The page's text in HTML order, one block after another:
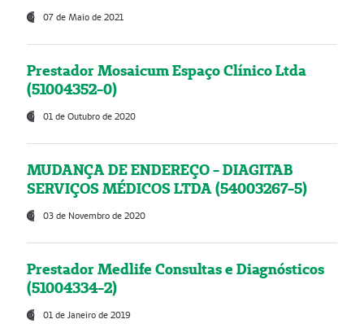
07 de Maio de 2021
Prestador Mosaicum Espaço Clínico Ltda
(51004352-0)
01 de Outubro de 2020
MUDANÇA DE ENDEREÇO - DIAGITAB
SERVIÇOS MÉDICOS LTDA (54003267-5)
03 de Novembro de 2020
Prestador Medlife Consultas e Diagnósticos
(51004334-2)
01 de Janeiro de 2019